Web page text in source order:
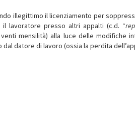
illegittimo il licenziamento per
lavoratore presso altri appalti (c.d. “
mensilità) alla luce delle modifiche
datore di lavoro (ossia la perdita